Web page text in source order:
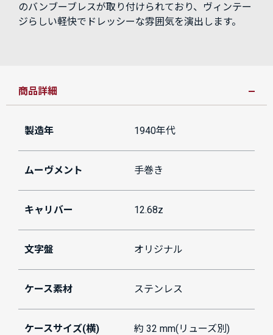
のバンブーブレスが取り付けられており、ヴィンテー
ジらしい軽快でドレッシーな雰囲気を演出します。
商品詳細
製造年 1940年代
ムーヴメント 手巻き
キャリバー 12.68z
文字盤 オリジナル
ケース素材 ステンレス
ケースサイズ(横) 約 32 mm(リューズ別)